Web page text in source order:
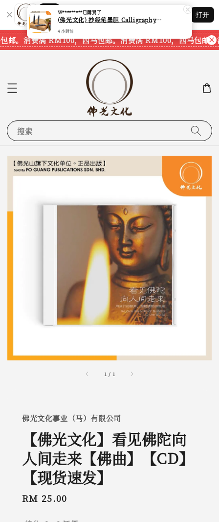
Shopping: 追踪您的订单
您信赖的商店
打开
邮。 消费满 RM100，西马包邮。消费满 RM100，西马包邮。
搜索
1 / 1
佛光文化事业（马）有限公司
【佛光文化】看见佛陀向
人间走来【佛曲】【CD】
【现货速发】
Regular
RM 25.00
W*********已購買了
(佛光文化) 抄经笔墨胆 Calligraphy Writing Pen Refill Pack CPS40 现货速发
4 小時前